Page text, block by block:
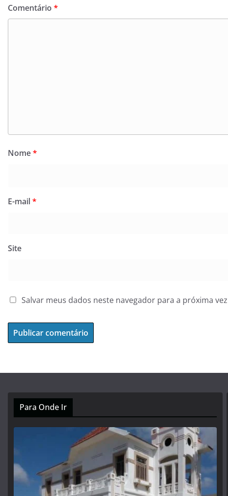
Comentário *
Nome*
E-mail*
Site
Salvar meus dados neste navegador para a próxima
Para Onde Ir